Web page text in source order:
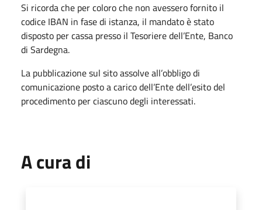
Si ricorda che per coloro che non avessero fornito il
codice IBAN in fase di istanza, il mandato è stato
disposto per cassa presso il Tesoriere dell’Ente, Banco
di Sardegna.
La pubblicazione sul sito assolve all’obbligo di
comunicazione posto a carico dell’Ente dell’esito del
procedimento per ciascuno degli interessati.
A cura di